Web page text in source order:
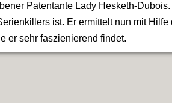
Patentante Lady Hesketh-
ist. Er ermittelt nun mit
er sehr faszienierend findet.